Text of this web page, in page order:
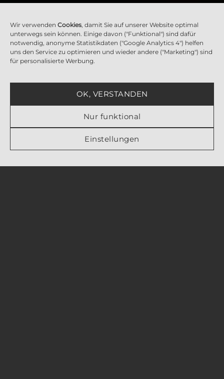
Wir verwenden Cookies , damit Sie auf unserer Website optimal
unterwegs sein können. Einige davon ("Funktional") sind dafür
notwendig, anonyme Statistikdaten ("Google Analytics 4") helfen
uns den Service zu optimieren und wieder andere ("Marketing") sind
für personalisierte Werbung.
OK, VERSTANDEN
Nur funktional
Einstellungen